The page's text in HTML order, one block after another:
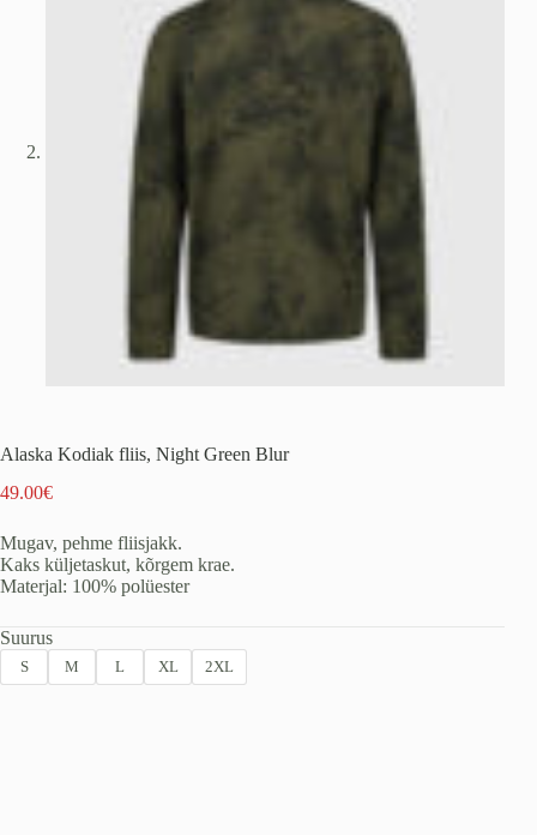
Alaska Kodiak fliis, Night Green Blur
49.00€
Mugav, pehme fliisjakk.
Kaks küljetaskut, kõrgem krae.
Materjal: 100% polüester
Suurus
S M L XL 2XL